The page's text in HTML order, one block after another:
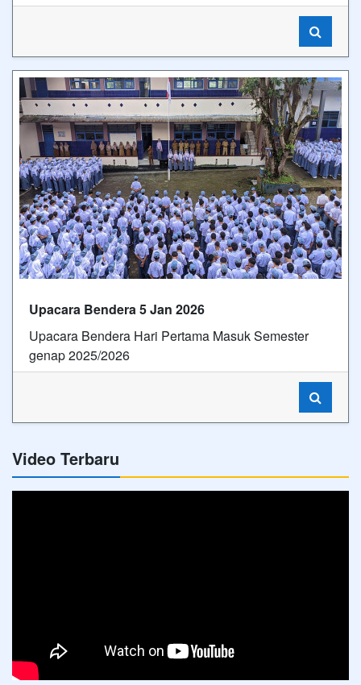
Upacara Bendera 5 Jan 2026
Upacara Bendera Hari Pertama Masuk Semester
genap 2025/2026
Video Terbaru